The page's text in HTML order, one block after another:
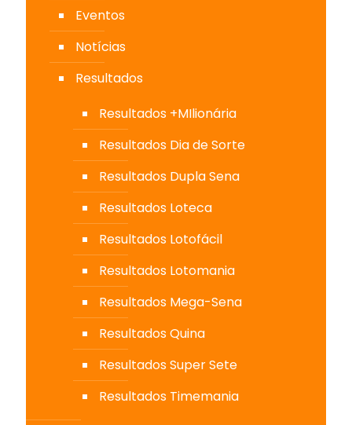
Eventos
Notícias
Resultados
Resultados +MIlionária
Resultados Dia de Sorte
Resultados Dupla Sena
Resultados Loteca
Resultados Lotofácil
Resultados Lotomania
Resultados Mega-Sena
Resultados Quina
Resultados Super Sete
Resultados Timemania